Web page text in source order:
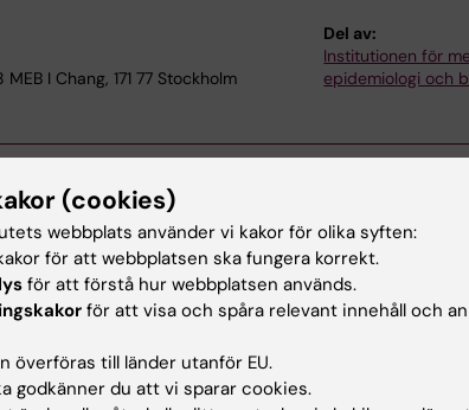
I Chang, 171 77 Stockholm
Del av:
Institutionen för
epidemiologi och
Kontakta och besök KI
Universitetsbiblioteket
(cookies)
webbplats använder vi kakor för olika syften:
för att webbplatsen ska fungera korrekt.
för att förstå hur webbplatsen används.
för att visa och spåra relevant innehåll och
överföras till länder utanför EU.
godkänner du att vi sparar cookies.